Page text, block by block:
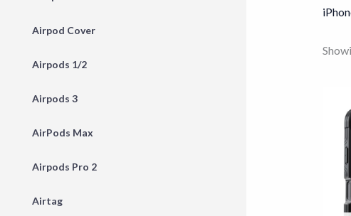
Airpod Cover
Airpods 1/2
Airpods 3
AirPods Max
Airpods Pro 2
Airtag